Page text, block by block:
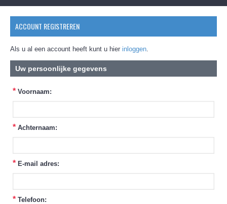
ACCOUNT REGISTREREN
Als u al een account heeft kunt u hier inloggen.
Uw persoonlijke gegevens
* Voornaam:
* Achternaam:
* E-mail adres:
* Telefoon: